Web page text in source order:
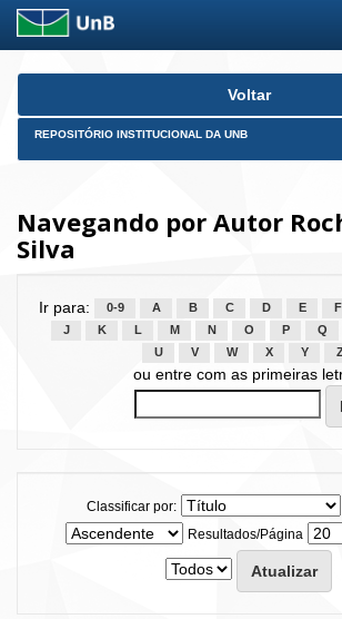
Skip
Voltar
REPOSITÓRIO INSTITUCIONAL DA UNB
Navegando por Autor
Silva
Ir para: 0-9 A B C D E F
J
K L M N O P Q
U
V W X Y
ou entre com as primeiras
Classificar por:
Resultados/Página